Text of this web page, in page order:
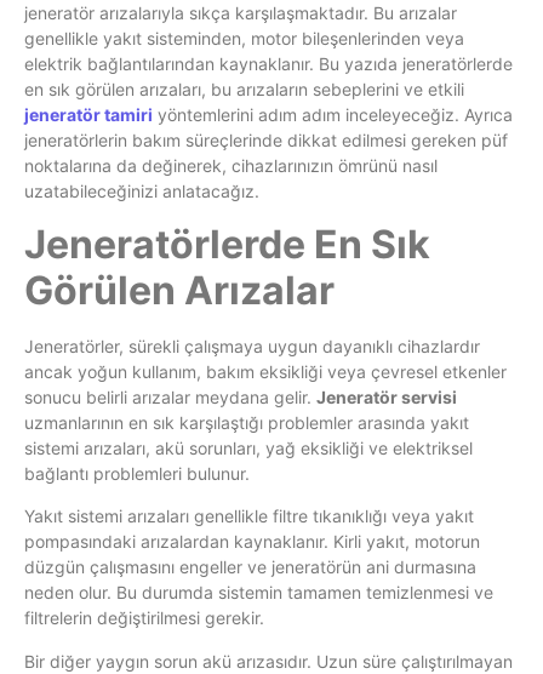
jeneratör arızalarıyla sıkça karşılaşmaktadır. Bu arızalar
genellikle yakıt sisteminden, motor bileşenlerinden veya
elektrik bağlantılarından kaynaklanır. Bu yazıda jeneratörlerde
en sık görülen arızaları, bu arızaların sebeplerini ve etkili
jeneratör tamiri yöntemlerini adım adım inceleyeceğiz. Ayrıca
jeneratörlerin bakım süreçlerinde dikkat edilmesi gereken püf
noktalarına da değinerek, cihazlarınızın ömrünü nasıl
uzatabileceğinizi anlatacağız.
Jeneratörlerde En Sık
Görülen Arızalar
Jeneratörler, sürekli çalışmaya uygun dayanıklı cihazlardır
ancak yoğun kullanım, bakım eksikliği veya çevresel etkenler
sonucu belirli arızalar meydana gelir. Jeneratör servisi
uzmanlarının en sık karşılaştığı problemler arasında yakıt
sistemi arızaları, akü sorunları, yağ eksikliği ve elektriksel
bağlantı problemleri bulunur.
Yakıt sistemi arızaları genellikle filtre tıkanıklığı veya yakıt
pompasındaki arızalardan kaynaklanır. Kirli yakıt, motorun
düzgün çalışmasını engeller ve jeneratörün ani durmasına
neden olur. Bu durumda sistemin tamamen temizlenmesi ve
filtrelerin değiştirilmesi gerekir.
Bir diğer yaygın sorun akü arızasıdır. Uzun süre çalıştırılmayan